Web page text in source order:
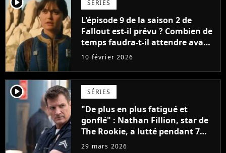
SÉRIES
L'épisode 9 de la saison 2 de
Fallout est-il prévu ? Combien de
temps faudra-t-il attendre avant
le prochain épisode ?
10 février 2026
player2 SÉRIES
"De plus en plus fatigué et
gonflé" : Nathan Fillion, star de
The Rookie, a lutté pendant 7
ans avec un rôle qui le détruisait
29 mars 2026